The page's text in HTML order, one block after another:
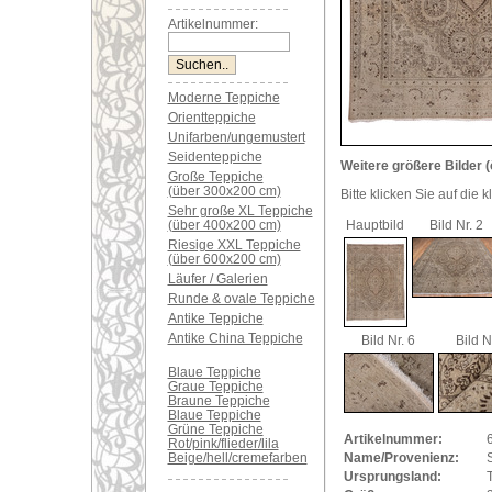
Artikelnummer:
Moderne Teppiche
Orientteppiche
Unifarben/ungemustert
Seidenteppiche
Große Teppiche
(über 300x200 cm)
Sehr große XL Teppiche
(über 400x200 cm)
Riesige XXL Teppiche
(über 600x200 cm)
Läufer / Galerien
Runde & ovale Teppiche
Antike Teppiche
Antike China Teppiche
Blaue Teppiche
Graue Teppiche
Braune Teppiche
Blaue Teppiche
Grüne Teppiche
Rot/pink/flieder/lila
Beige/hell/cremefarben
Weitere größere Bilder
Bitte klicken Sie auf die
Hauptbild
Bild Nr. 2
Bild Nr. 6 Bild
Artikelnummer:
Name/Provenienz:
Ursprungsland: